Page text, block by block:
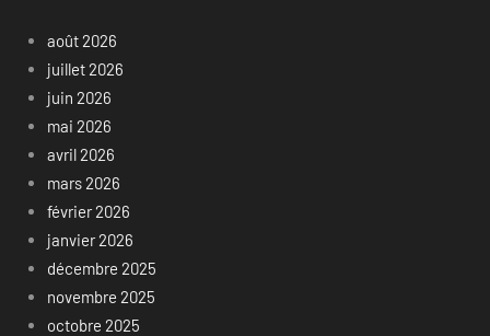
août 2026
juillet 2026
juin 2026
mai 2026
avril 2026
mars 2026
février 2026
janvier 2026
décembre 2025
novembre 2025
octobre 2025